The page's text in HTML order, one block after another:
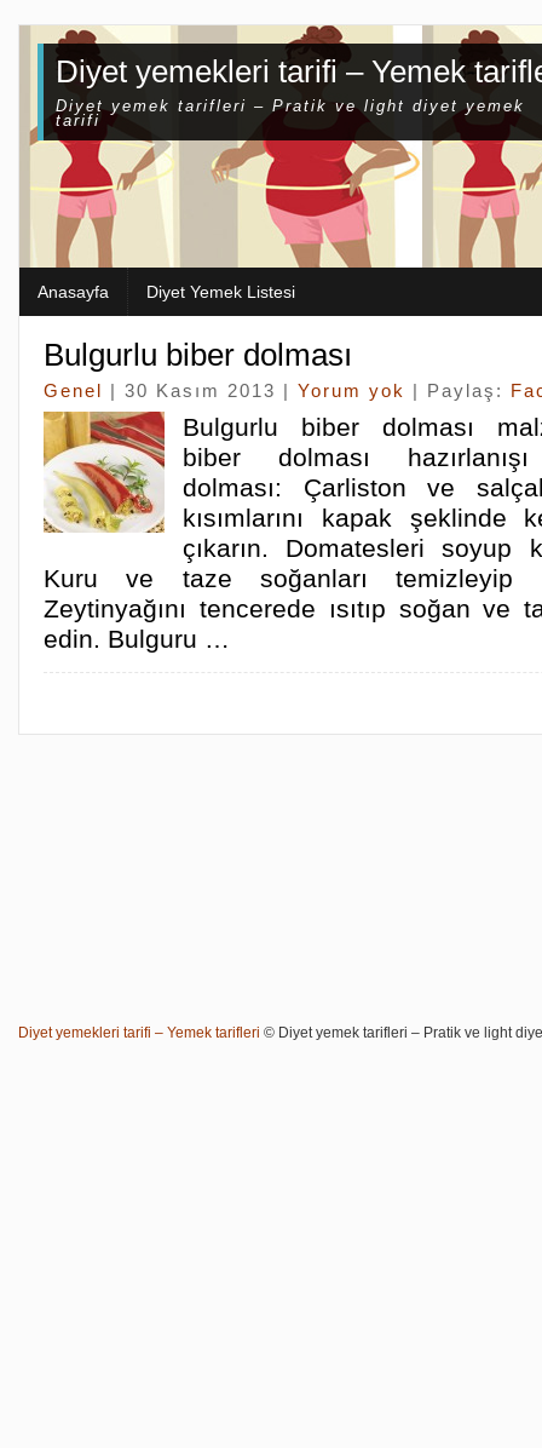
Diyet yemekleri tarifi – Yemek
Diyet yemek tarifleri – Pratik ve light diyet yemek
tarifi
Anasayfa Diyet Yemek Listesi
Bulgurlu biber dolması
Genel | 30 Kasım 2013 | Yorum yok | Paylaş:
Bulgurlu biber dolması
biber dolması
dolması: Çarliston ve
kısımlarını kapak şeklinde
çıkarın. Domatesleri soyup
Kuru ve taze soğanları temizleyip
Zeytinyağını tencerede ısıtıp soğan ve
edin. Bulguru …
Diyet yemekleri tarifi – Yemek tarifleri © Diyet yemek tarifleri – Pratik ve light